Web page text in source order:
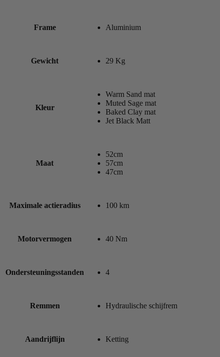
Frame Aluminium
Gewicht 29 Kg
Kleur
Warm Sand mat
Muted Sage mat
Baked Clay mat
Jet Black Matt
Maat
52cm
57cm
47cm
Maximale actieradius 100 km
Motorvermogen 40 Nm
Ondersteuningsstanden 4
Remmen Hydraulische schijfrem
Aandrijflijn Ketting